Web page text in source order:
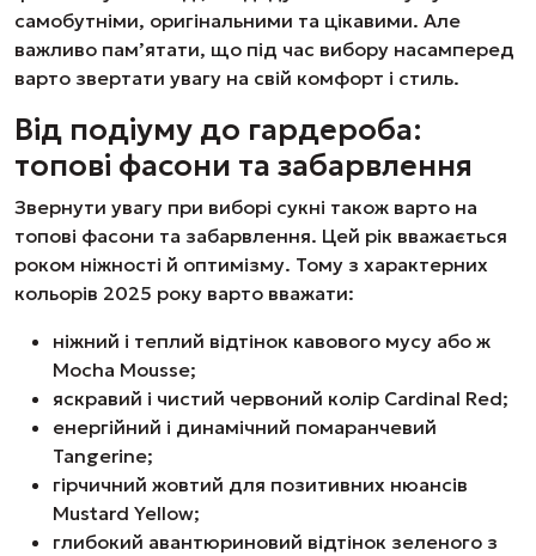
самобутніми, оригінальними та цікавими. Але
важливо пам’ятати, що під час вибору насамперед
варто звертати увагу на свій комфорт і стиль.
Від подіуму до гардероба:
топові фасони та забарвлення
Звернути увагу при виборі сукні також варто на
топові фасони та забарвлення. Цей рік вважається
роком ніжності й оптимізму. Тому з характерних
кольорів 2025 року варто вважати:
ніжний і теплий відтінок кавового мусу або ж
Mocha Mousse;
яскравий і чистий червоний колір Cardinal Red;
енергійний і динамічний помаранчевий
Tangerine;
гірчичний жовтий для позитивних нюансів
Mustard Yellow;
глибокий авантюриновий відтінок зеленого з